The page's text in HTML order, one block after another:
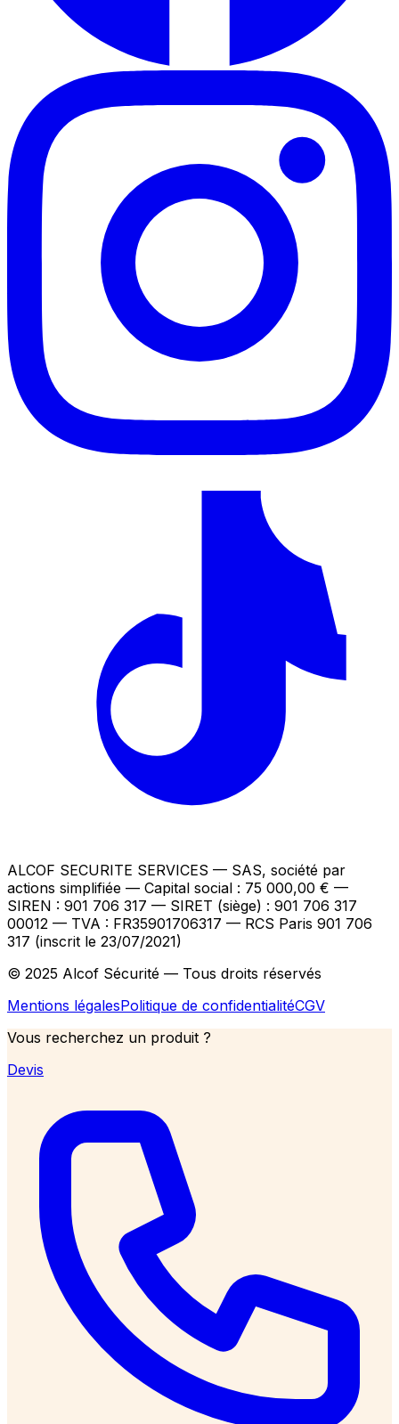
ALCOF SECURITE SERVICES — SAS, société par
actions simplifiée — Capital social : 75 000,00 € —
SIREN : 901 706 317 — SIRET (siège) : 901 706 317
00012 — TVA : FR35901706317 — RCS Paris 901 706
317 (inscrit le 23/07/2021)
© 2025 Alcof Sécurité — Tous droits réservés
Mentions légalesPolitique de confidentialitéCGV
Vous recherchez un produit ?
Devis